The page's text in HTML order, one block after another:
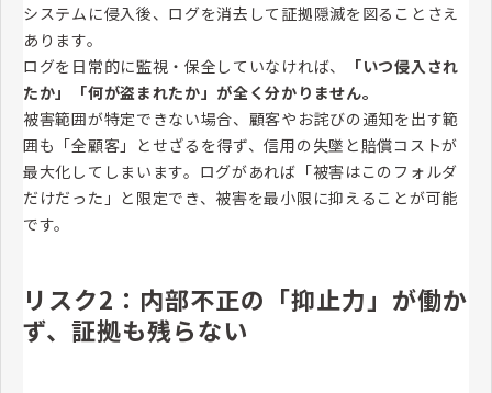
システムに侵入後、ログを消去して証拠隠滅を図ることさえ
あります。
ログを日常的に監視・保全していなければ、
「いつ侵入され
たか」「何が盗まれたか」が全く分かりません。
被害範囲が特定できない場合、顧客やお詫びの通知を出す範
囲も「全顧客」とせざるを得ず、信用の失墜と賠償コストが
最大化してしまいます。ログがあれば「被害はこのフォルダ
だけだった」と限定でき、被害を最小限に抑えることが可能
です。
リスク2：内部不正の「抑止力」が働か
ず、証拠も残らない